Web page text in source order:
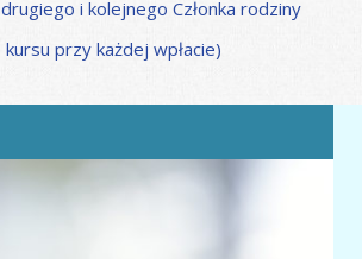
i kolejnego Członka rodziny
przy każdej wpłacie)